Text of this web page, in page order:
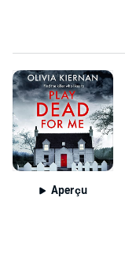
Aperçu